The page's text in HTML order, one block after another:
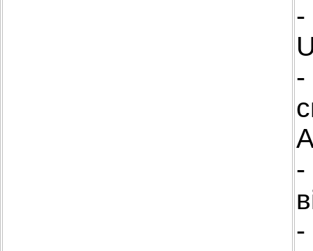
-
-
-
-